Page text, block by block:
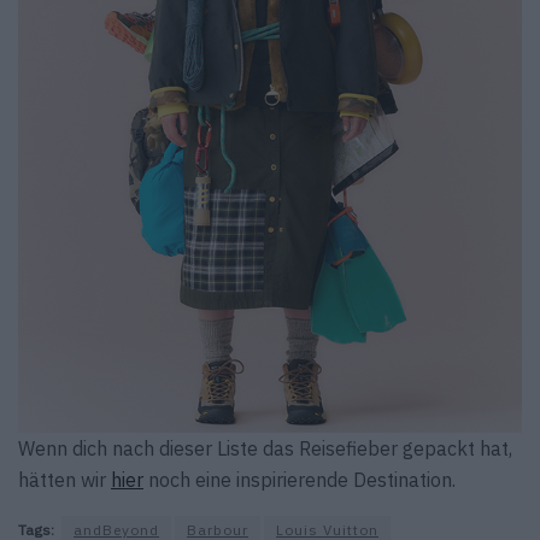
Wenn dich nach dieser Liste das Reisefieber gepackt hat,
hätten wir hier noch eine inspirierende Destination.
Tags: andBeyond Barbour Louis Vuitton